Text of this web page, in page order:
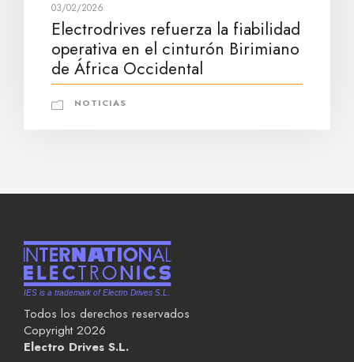
03/02/2026
Electrodrives refuerza la fiabilidad
operativa en el cinturón Birimiano
de África Occidental
NOTICIAS
Todos los derechos reservados
Copyright 2026
Electro Drives S.L.